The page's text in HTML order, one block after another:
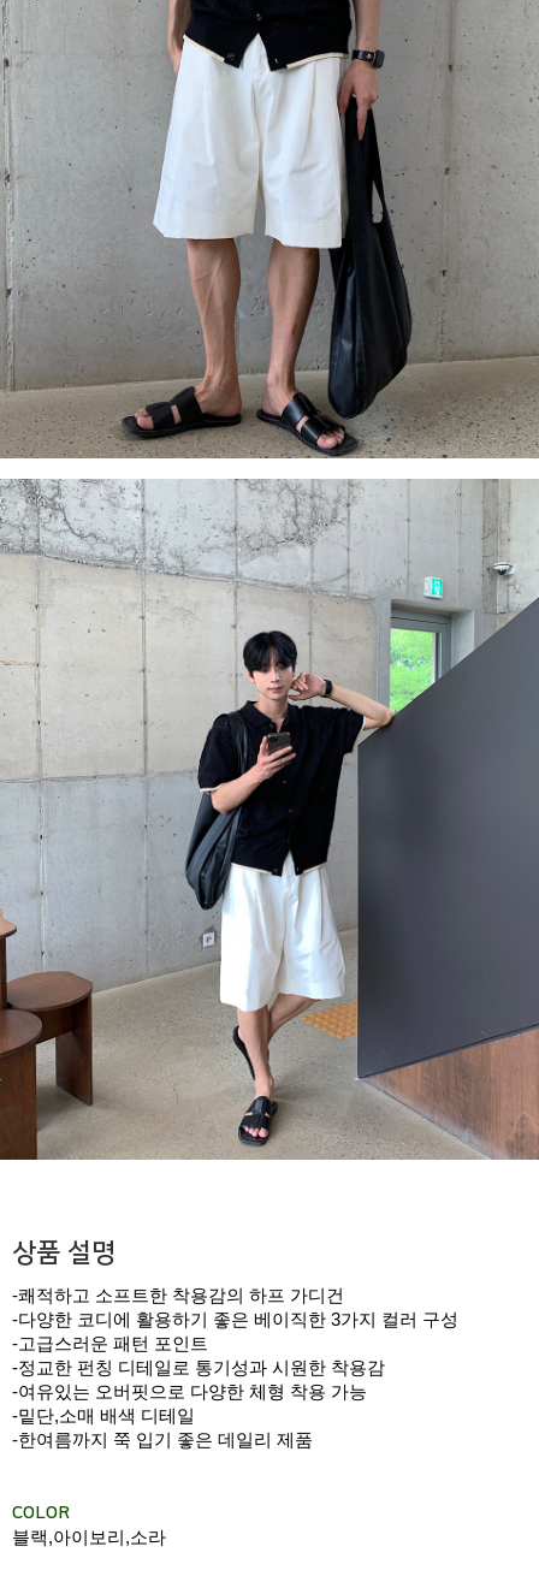
상품 설명
-쾌적하고 소프트한 착용감의 하프 가디건
-다양한 코디에 활용하기 좋은 베이직한 3가지 컬러 구성
-고급스러운 패턴 포인트
-정교한 펀칭 디테일로 통기성과 시원한 착용감
-여유있는 오버핏으로 다양한 체형 착용 가능
-밑단,소매 배색 디테일
-한여름까지 쭉 입기 좋은 데일리 제품
COLOR
블랙,아이보리,소라